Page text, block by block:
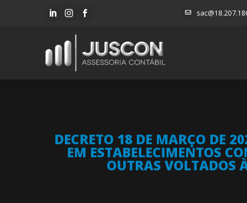
   
DECRETO 18 DE MARÇO DE
EM ESTABELECIMENTOS
OUTRAS VOLTADOS